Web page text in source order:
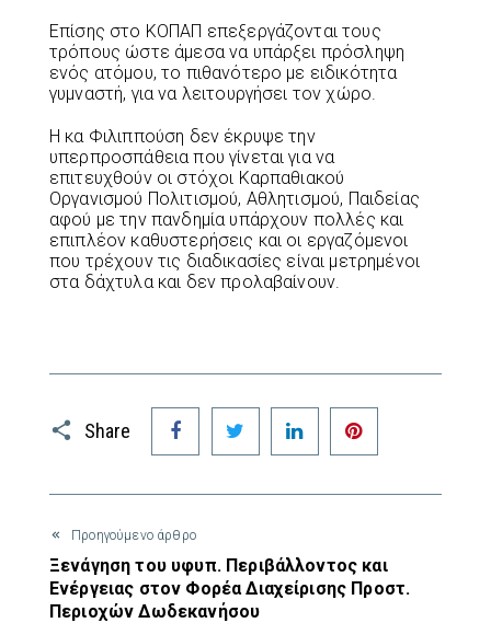
Επίσης στο ΚΟΠΑΠ επεξεργάζονται τους
τρόπους ώστε άμεσα να υπάρξει πρόσληψη
ενός ατόμου, το πιθανότερο με ειδικότητα
γυμναστή, για να λειτουργήσει τον χώρο.
Η κα Φιλιππούση δεν έκρυψε την
υπερπροσπάθεια που γίνεται για να
επιτευχθούν οι στόχοι Καρπαθιακού
Οργανισμού Πολιτισμού, Αθλητισμού, Παιδείας
αφού με την πανδημία υπάρχουν πολλές και
επιπλέον καθυστερήσεις και οι εργαζόμενοι
που τρέχουν τις διαδικασίες είναι μετρημένοι
στα δάχτυλα και δεν προλαβαίνουν.
Share
Facebook Twitter LinkedIn
Προηγούμενο άρθρο
Ξενάγηση του υφυπ. Περιβάλλοντος και
Ενέργειας στον Φορέα Διαχείρισης Προστ.
Περιοχών Δωδεκανήσου